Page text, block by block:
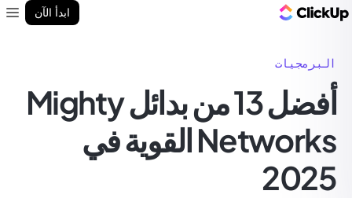
ابدأ الآن
البرمجيات
أفضل 13 من بدائل Mighty
Networks القوية في
2025